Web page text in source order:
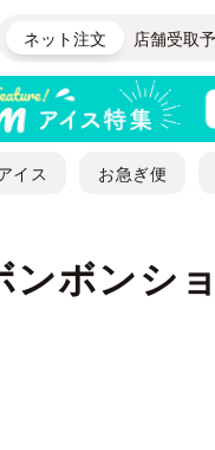
ネット注文 店舗受取
イス お急ぎ便
ボンショ